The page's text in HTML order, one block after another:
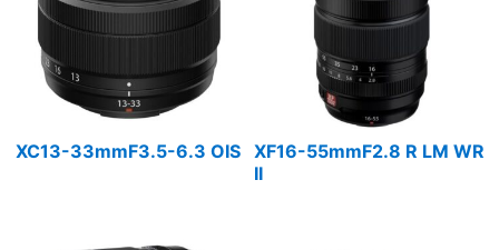
XC13-33mmF3.5-6.3 OIS
XF16-55mmF2.8 R LM WR
II